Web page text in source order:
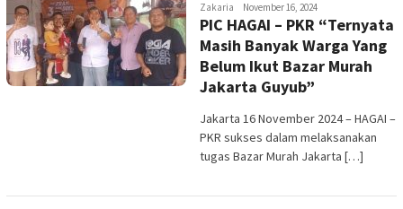
Zakaria
November 16, 2024
PIC HAGAI – PKR “Ternyata
Masih Banyak Warga Yang
Belum Ikut Bazar Murah
Jakarta Guyub”
Jakarta 16 November 2024 – HAGAI –
PKR sukses dalam melaksanakan
tugas Bazar Murah Jakarta […]